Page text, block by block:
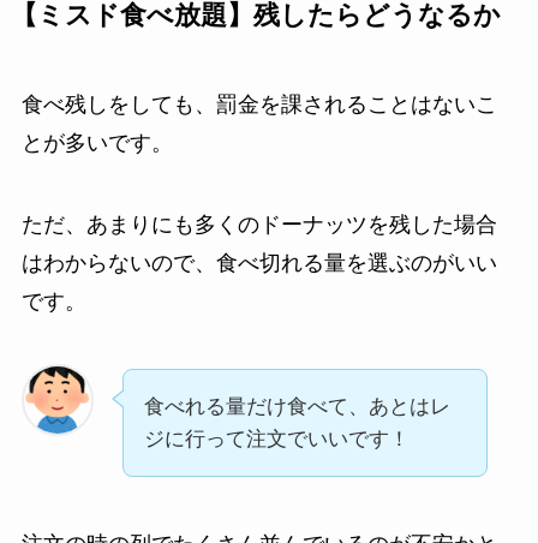
【ミスド食べ放題】残したらどうなるか
食べ残しをしても、罰金を課されることはないこ
とが多いです。
ただ、あまりにも多くのドーナッツを残した場合
はわからないので、食べ切れる量を選ぶのがいい
です。
食べれる量だけ食べて、あとはレ
ジに行って注文でいいです！